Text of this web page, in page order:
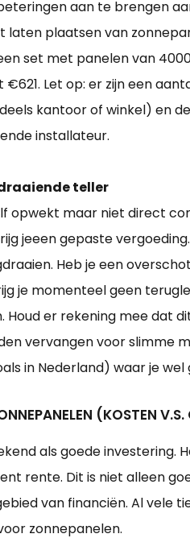
aan te brengen
laten plaatsen van
set met panelen van
Let op: er zijn een
kantoor of winkel) en
installateur.
teller
opwekt maar niet direct
jeeen gepaste
Heb je een
je momenteel geen
er rekening mee dat
vervangen voor slimme
in Nederland) waar je
(KOSTEN
als goede investering.
rente. Dit is niet alleen
van financiën. Al vele
zonnepanelen.